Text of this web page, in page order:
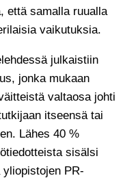
että samalla ruualla
vaikutuksia.
julkaistiin
jonka mukaan
valtaosa johti
itseensä tai
Lähes 40 %
sisälsi
PR-